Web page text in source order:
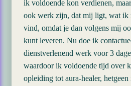
ik voldoende kon verdienen,
ook werk zijn, dat mij ligt, wat ik
vind, omdat je dan volgens mij
kunt leveren. Nu doe ik
dienstverlenend werk voor 3
waardoor ik voldoende tijd over
opleiding tot aura-healer,